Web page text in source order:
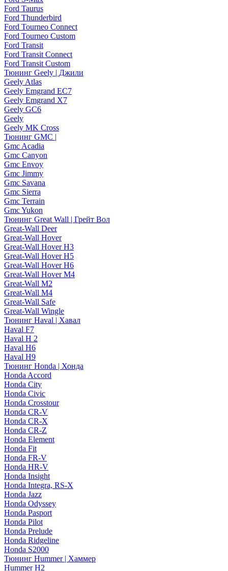
Ford Taurus
Ford Thunderbird
Ford Tourneo Connect
Ford Tourneo Custom
Ford Transit
Ford Transit Connect
Ford Transit Custom
Тюнинг Geely | Джили
Geely Atlas
Geely Emgrand EC7
Geely Emgrand X7
Geely GC6
Geely
Geely MK Cross
Тюнинг GMC |
Gmc Acadia
Gmc Canyon
Gmc Envoy
Gmc Jimmy
Gmc Savana
Gmc Sierra
Gmc Terrain
Gmc Yukon
Тюнинг Great Wall | Грейт Вол
Great-Wall Deer
Great-Wall Hover
Great-Wall Hover H3
Great-Wall Hover H5
Great-Wall Hover H6
Great-Wall Hover M4
Great-Wall M2
Great-Wall M4
Great-Wall Safe
Great-Wall Wingle
Тюнинг Haval | Хавал
Haval F7
Haval H 2
Haval H6
Haval H9
Тюнинг Honda | Хонда
Honda Accord
Honda City
Honda Civic
Honda Crosstour
Honda CR-V
Honda CR-X
Honda CR-Z
Honda Element
Honda Fit
Honda FR-V
Honda HR-V
Honda Insight
Honda Integra, RS-X
Honda Jazz
Honda Odyssey
Honda Pasport
Honda Pilot
Honda Prelude
Honda Ridgeline
Honda S2000
Тюнинг Hummer | Хаммер
Hummer H2